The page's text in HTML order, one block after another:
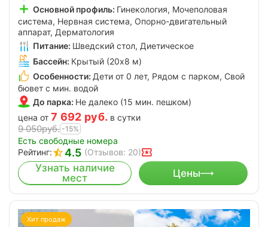
Основной профиль: Гинекология, Мочеполовая
система, Нервная система, Опорно-двигательный
аппарат, Дерматология
Питание: Шведский стол, Диетическое
Бассейн: Крытый (20х8 м)
Особенности: Дети от 0 лет, Рядом с парком, Свой
бювет с мин. водой
До парка: Не далеко (15 мин. пешком)
цена от 7 692 руб. в сутки
9 050руб. -15%
Есть свободные номера
Рейтинг:
4.5 (Отзывов: 20)
Узнать наличие
мест
Цены
Хит продаж